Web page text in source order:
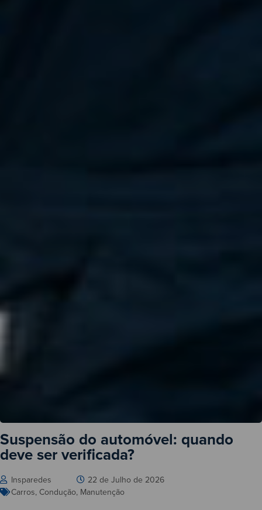
Suspensão do automóvel: quando
deve ser verificada?
Insparedes
22 de Julho de 2026
Carros, Condução, Manutenção